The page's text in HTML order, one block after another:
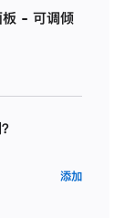
- 可调倾
添加